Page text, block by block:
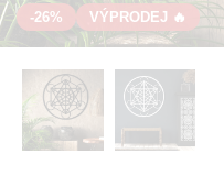
-26% VÝPRODEJ 🔥